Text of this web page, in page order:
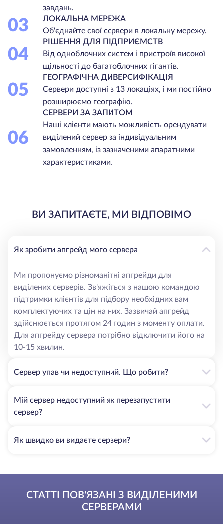
завдань.
03
ЛОКАЛЬНА МЕРЕЖА
Об'єднайте свої сервери в локальну мережу.
04
РІШЕННЯ ДЛЯ ПІДПРИЄМСТВ
Від одноблочних систем і пристроїв високої
щільності до багатоблочних гігантів.
05
ГЕОГРАФІЧНА ДИВЕРСИФІКАЦІЯ
Сервери доступні в 13 локаціях, і ми постійно
розширюємо географію.
06
СЕРВЕРИ ЗА ЗАПИТОМ
Наші клієнти мають можливість орендувати
виділений сервер за індивідуальним
замовленням, із зазначеними апаратними
характеристиками.
ВИ ЗАПИТАЄТЕ, МИ ВІДПОВІМО
Як зробити апгрейд мого сервера
Ми пропонуємо різноманітні апгрейди для
виділених серверів. Зв'яжіться з нашою командою
підтримки клієнтів для підбору необхідних вам
комплектуючих та цін на них. Зазвичай апгрейд
здійснюється протягом 24 годин з моменту оплати.
Для апгрейду сервера потрібно відключити його на
10-15 хвилин.
Сервер упав чи недоступний. Що робити?
Мій сервер недоступний як перезапустити
сервер?
Як швидко ви видаєте сервери?
СТАТТІ ПОВ'ЯЗАНІ З ВИДІЛЕНИМИ
СЕРВЕРАМИ